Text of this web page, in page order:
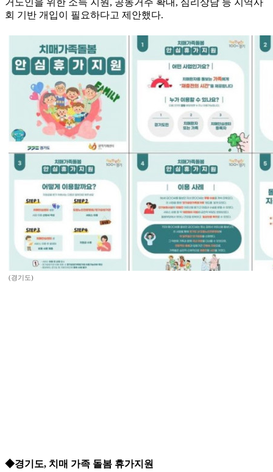
거노인을 위한 소득 지원, 공동거주 확대, 심리상담 등 지역사
회 기반 개입이 필요하다고 제안했다.
(경기도)
◆경기도, 치매 가족 돌봄 휴가지원